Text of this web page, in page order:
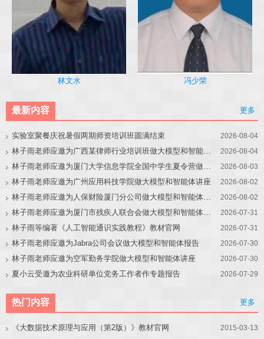
林文水 冯少荣
最新内容 更多
实验室聚餐庆祝暑假两期师资培训班圆满结束 2026-08-04
2026-08-04
2026-08-03
林子雨老师应邀为广州应用科技学院做大模型和智能体讲座 2026-08-02
2026-08-02
2026-07-31
林子雨等编著《人工智能通识实践教程》教材官网 2026-07-31
林子雨老师应邀为Jabra公司会议做大模型和智能体报告 2026-07-30
林子雨老师应邀为空军勤务学院做大模型和智能体讲座 2026-07-30
夏小云受邀为农业科研单位党务工作者作专题报告 2026-07-29
热门内容 更多
《大数据技术原理与应用（第2版）》教材官网 2015-03-13